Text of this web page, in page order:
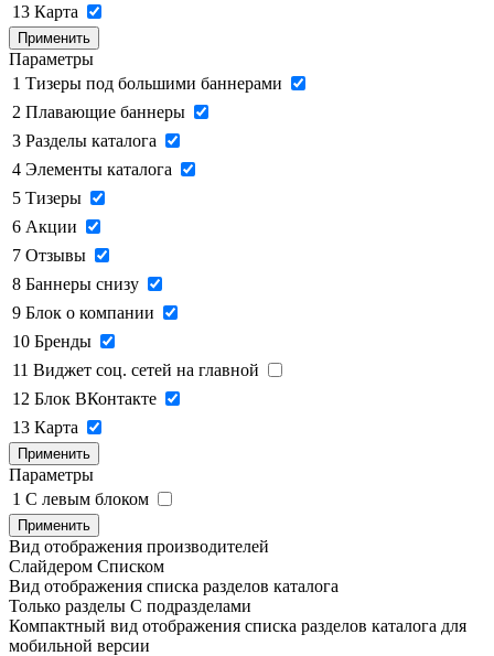
13 Карта
Применить
Параметры
1 Тизеры под большими баннерами
2 Плавающие баннеры
3 Разделы каталога
4 Элементы каталога
5 Тизеры
6 Акции
7 Отзывы
8 Баннеры снизу
9 Блок о компании
10 Бренды
11 Виджет соц. сетей на главной
12 Блок ВКонтакте
13 Карта
Применить
Параметры
1 C левым блоком
Применить
Вид отображения производителей
Слайдером Списком
Вид отображения списка разделов каталога
Только разделы С подразделами
Компактный вид отображения списка разделов каталога для
мобильной версии